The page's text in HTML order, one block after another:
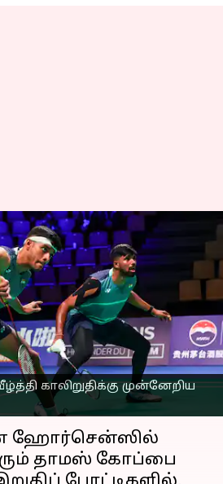
காலிறுதிக்கு முன்னேறிய
5-0
செய்த
தகுதி
Apr 27, 2026 06:36 pm
ஹோர்சென்ஸில்
தாமஸ் கோப்பை